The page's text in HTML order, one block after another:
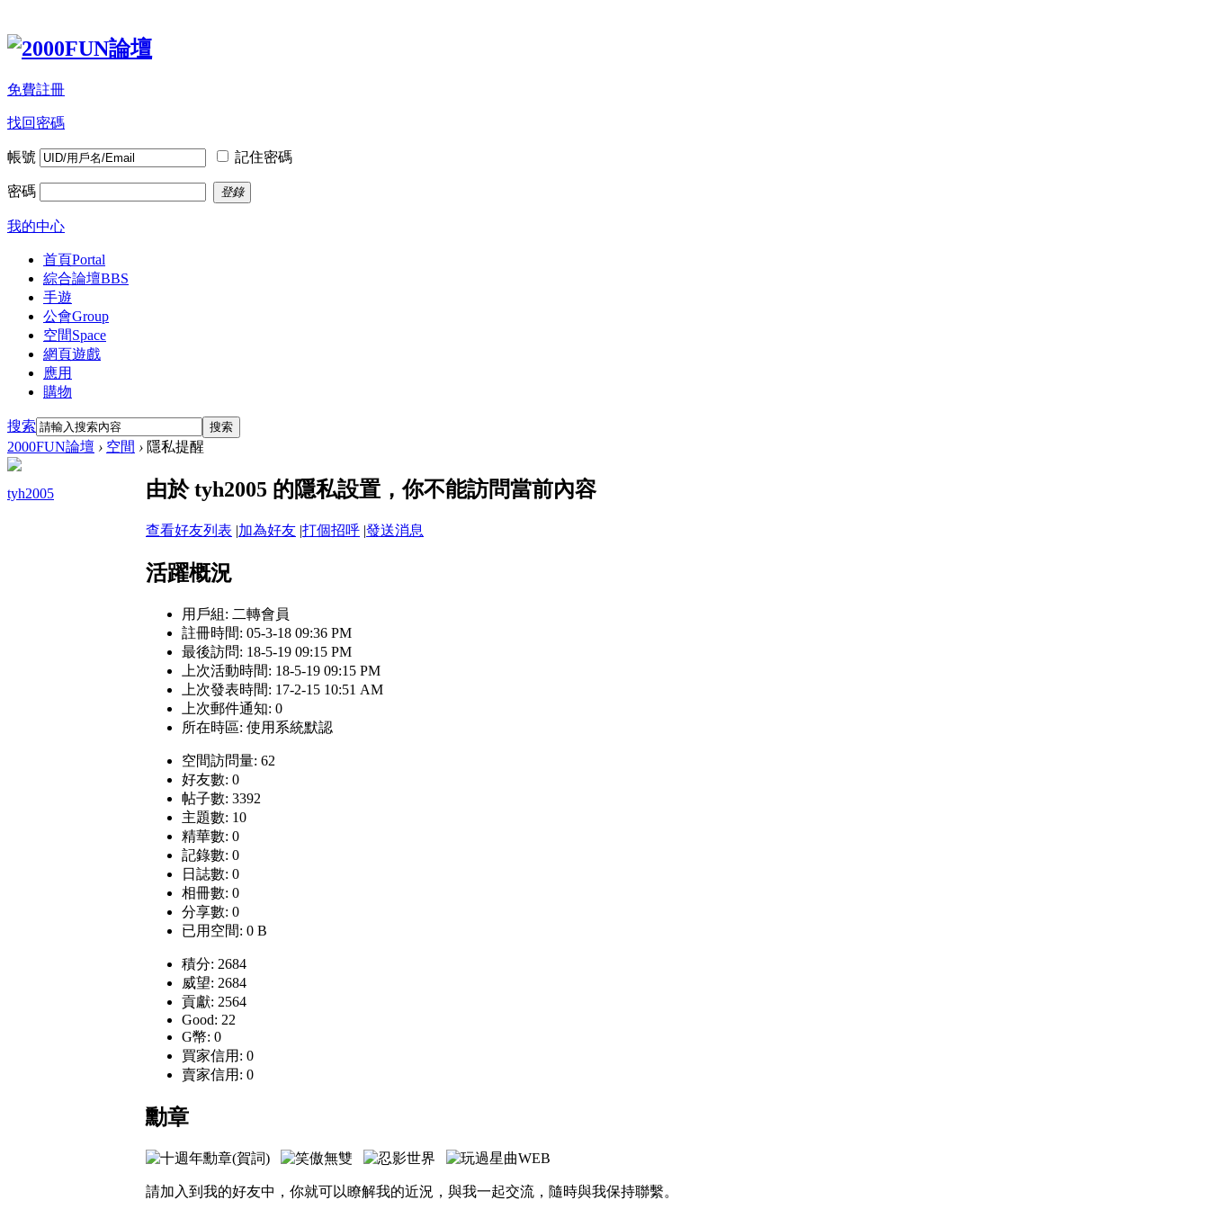
免費註冊
找回密碼
帳號 記住密碼
密碼 登錄
我的中心
首頁Portal
綜合論壇BBS
手遊
公會Group
空間Space
網頁遊戲
應用
購物
搜索 搜索
2000FUN論壇 › 空間 › 隱私提醒
tyh2005 由於 tyh2005 的隱私設置，你不能訪問當前內容
查看好友列表 |加為好友 |打個招呼 |發送消息
活躍概況
用戶組: 二轉會員
註冊時間: 05-3-18 09:36 PM
最後訪問: 18-5-19 09:15 PM
上次活動時間: 18-5-19 09:15 PM
上次發表時間: 17-2-15 10:51 AM
上次郵件通知: 0
所在時區: 使用系統默認
空間訪問量: 62
好友數: 0
帖子數: 3392
主題數: 10
精華數: 0
記錄數: 0
日誌數: 0
相冊數: 0
分享數: 0
已用空間: 0 B
積分: 2684
威望: 2684
貢獻: 2564
Good: 22
G幣: 0
買家信用: 0
賣家信用: 0
勳章
請加入到我的好友中，你就可以瞭解我的近況，與我一起交流，隨時與我保持聯繫。